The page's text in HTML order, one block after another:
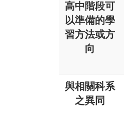
高中階段可
以準備的學
習方法或方
向
與相關科系
之異同